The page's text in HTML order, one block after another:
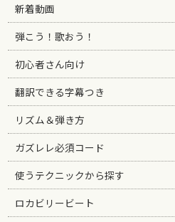
新着動画
弾こう！歌おう！
初心者さん向け
翻訳できる字幕つき
リズム＆弾き方
ガズレレ必須コード
使うテクニックから探す
ロカビリービート